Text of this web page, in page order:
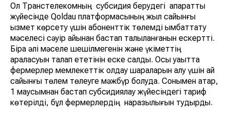
Ол Транстелекомның субсидия берудегі ақпараттық
жүйесінде Qoldau платформасының жыл сайынғы
қызмет көрсету үшін абоненттік төлемді қымбаттату
мәселесі сәуір айынан бастап талқыланғанын ескертті.
Бірақ әлі мәселе шешілмегенін және үкіметтің
араласуын талап ететінін еске салды. Осы уақытта
фермерлер мемлекеттік қолдау шараларын алу үшін ай
сайынғы төлем төлеуге мәжбүр болуда. Сонымен қатар,
1 маусымнан бастап субсидиялау жүйесіндегі тариф
көтерілді, бұл фермерлердің наразылығын тудырды.